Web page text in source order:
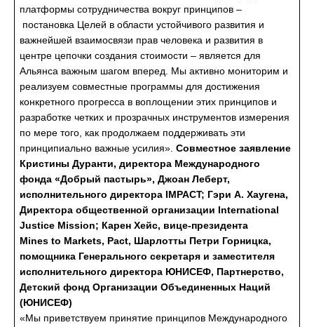
платформы сотрудничества вокруг принципов –
постановка Целей в области устойчивого развития и
важнейшей взаимосвязи прав человека и развития в
центре цепочки создания стоимости – является для
Альянса важным шагом вперед. Мы активно мониторим и
реализуем совместные программы для достижения
конкретного прогресса в воплощении этих принципов и
разработке четких и прозрачных инструментов измерения
по мере того, как продолжаем поддерживать эти
принципиально важные усилия». Совместное заявление
Кристины Дуранти, директора Международного
фонда «Добрый пастырь», Джоан Леберт,
исполнительного директора IMPACT; Гэри А. Хаугена,
Директора общественной организации International
Justice Mission; Карен Хейс, вице-президента
Mines to Markets, Pact, Шарлотты Петри Горницка,
помощника Генерального секретаря и заместителя
исполнительного директора ЮНИСЕФ, Партнерство,
Детский фонд Организации Объединенных Наций
(ЮНИСЕФ)
«Мы приветствуем принятие принципов Международного